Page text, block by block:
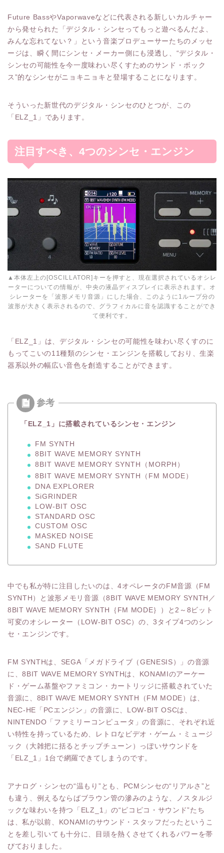
Future BassやVaporwaveなどに代表される新しいカルチャー
から発せられた「デジタル・シンセってもっと遊べるんだよ、
みんな忘れてない？」という音楽プロデューサーたちのメッセ
ージは、瞬く間にシンセ・メーカー側にも浸透し、“デジタル・
シンセの可能性を今一度味わい尽くすためのサンド・ボック
ス”的なシンセがニョキニョキと登場することになります。
そういった新世代のデジタル・シンセのひとつが、この
「ELZ_1」であります。
注目すべき、4つのシンセ・エンジン
▲本体左上の[OSCILLATOR]キーを押すと、現在選択されているオシレ
ーターについての情報が、中央の液晶ディスプレイに表示されます。オ
シレーターを「波形メモリ音源」にした場合、このように1ループ分の
波形が大きく表示されるので、グラフィカルに音を認識することができ
て便利です。
「ELZ_1」は、デジタル・シンセの可能性を味わい尽くすのに
もってこいの11種類のシンセ・エンジンを搭載しており、生楽
器系以外の幅広い音色を創造することができます。
「ELZ_1」に搭載されているシンセ・エンジン
FM SYNTH
8BIT WAVE MEMORY SYNTH
8BIT WAVE MEMORY SYNTH（MORPH）
8BIT WAVE MEMORY SYNTH（FM MODE）
DNA EXPLORER
SiGRINDER
LOW-BIT OSC
STANDARD OSC
CUSTOM OSC
MASKED NOISE
SAND FLUTE
中でも私が特に注目したいのは、4オペレータのFM音源（FM
SYNTH）と波形メモリ音源（8BIT WAVE MEMORY SYNTH／
8BIT WAVE MEMORY SYNTH｛FM MODE｝）と2～8ビット
可変のオシレーター（LOW-BIT OSC）の、3タイプ4つのシン
セ・エンジンです。
FM SYNTHは、SEGA「メガドライブ（GENESIS）」の音源
に、8BIT WAVE MEMORY SYNTHは、KONAMIのアーケー
ド・ゲーム基盤やファミコン・カートリッジに搭載されていた
音源に、8BIT WAVE MEMORY SYNTH（FM MODE）は、
NEC-HE「PCエンジン」の音源に、LOW-BIT OSCは、
NINTENDO「ファミリーコンピュータ」の音源に、それぞれ近
い特性を持っているため、レトロなビデオ・ゲーム・ミュージ
ック（大雑把に括るとチップチューン）っぽいサウンドを
「ELZ_1」1台で網羅できてしまうのです。
アナログ・シンセの“温もり”とも、PCMシンセの“リアルさ”と
も違う、例えるならばブラウン管の滲みのような、ノスタルジ
ックな味わいを持つ「ELZ_1」の“ピコピコ・サウンド”たち
は、私が以前、KONAMIのサウンド・スタッフだったというこ
とを差し引いても十分に、目頭を熱くさせてくれるパワーを帯
びておりました。